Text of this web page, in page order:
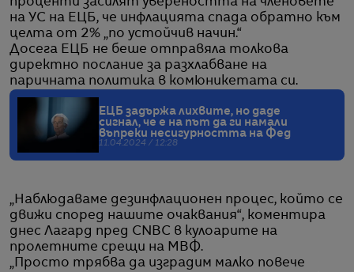
проценти засилят увереността на членовете
на УС на ЕЦБ, че инфлацията спада обратно към
целта от 2% „по устойчив начин.“
Досега ЕЦБ не беше отправяла толкова
директно послание за разхлабване на
паричната политика в комюникетата си.
ЕЦБ задържа лихвите, но даде
сигнал, че е на път да ги намали
въпреки несигурността на Фед
11.04.2024 / 12:28
„Наблюдаваме дезинфлационен процес, който се
движи според нашите очаквания“, коментира
днес Лагард пред CNBC в кулоарите на
пролетните срещи на МВФ.
„Просто трябва да изградим малко повече